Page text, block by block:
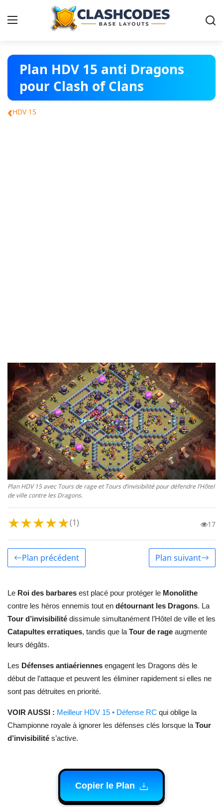
Plans Clash of Clans
Français
Plan HDV 15 anti Dragons
pour Clash of Clans
‹HDV 15
Plan HDV 15 avec Tours de rage et Tours d’invisibilité pour défendre l’Hôtel
de ville contre les Dragons.
★★★★★(1) 17
Plan précédent Plan suivant
Le Roi des barbares est placé pour protéger le Monolithe
contre les héros ennemis tout en détournant les Dragons. La
Tour d’invisibilité dissimule simultanément l’Hôtel de ville et les
Catapultes erratiques, tandis que la Tour de rage augmente
leurs dégâts.
Les Défenses antiaériennes engagent les Dragons dès le
début de l’attaque et peuvent les éliminer rapidement si elles ne
sont pas détruites en priorité.
VOIR AUSSI : Meilleur HDV 15 • Défense RC qui oblige la
Championne royale à ignorer les défenses clés lorsque la Tour
d’invisibilité s’active.
Copier le Plan